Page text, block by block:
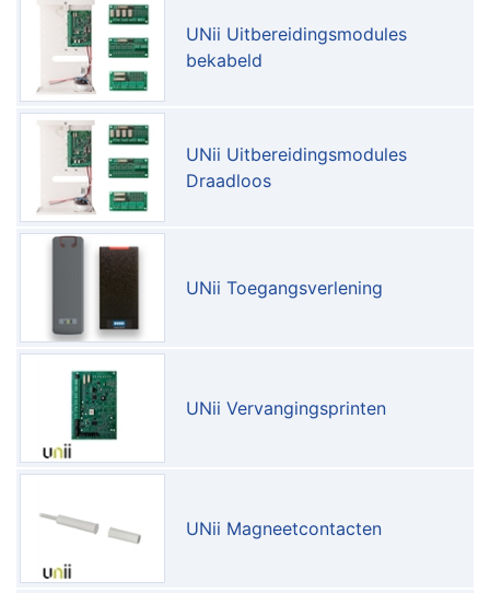
UNii Uitbereidingsmodules
bekabeld
UNii Uitbereidingsmodules
Draadloos
UNii Toegangsverlening
UNii Vervangingsprinten
UNii Magneetcontacten